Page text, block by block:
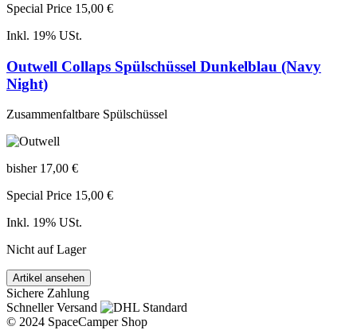
Special Price 15,00 €
Inkl. 19% USt.
Outwell Collaps Spülschüssel Dunkelblau (Navy
Night)
Zusammenfaltbare Spülschüssel
bisher 17,00 €
Special Price 15,00 €
Inkl. 19% USt.
Nicht auf Lager
Artikel ansehen
Sichere Zahlung
Schneller Versand
© 2024 SpaceCamper Shop